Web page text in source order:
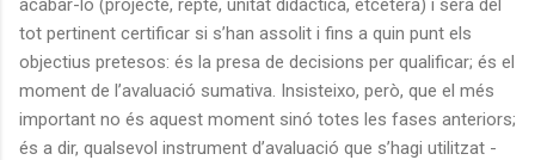
tot pertinent certificar si s’han assolit i fins a quin punt els
objectius pretesos: és la presa de decisions per qualificar; és el
moment de l’avaluació sumativa. Insisteixo, però, que el més
important no és aquest moment sinó totes les fases anteriors;
és a dir, qualsevol instrument d’avaluació que s’hagi utilitzat -